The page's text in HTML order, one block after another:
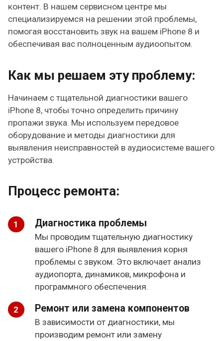
контент. В нашем сервисном центре мы
специализируемся на решении этой проблемы,
помогая восстановить звук на вашем iPhone 8 и
обеспечивая вас полноценным аудиоопытом.
Как мы решаем эту проблему:
Начинаем с тщательной диагностики вашего
iPhone 8, чтобы точно определить причину
пропажи звука. Мы используем передовое
оборудование и методы диагностики для
выявления неисправностей в аудиосистеме вашего
устройства.
Процесс ремонта:
Диагностика проблемы
Мы проводим тщательную диагностику
вашего iPhone 8 для выявления корня
проблемы с звуком. Это включает анализ
аудиопорта, динамиков, микрофона и
программного обеспечения.
Ремонт или замена компонентов
В зависимости от диагностики, мы
производим ремонт или замену